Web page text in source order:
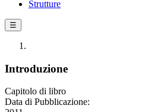
Strutture
☰
Introduzione
Capitolo di libro
Data di Pubblicazione: